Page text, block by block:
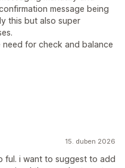
message being
this but also super
for check and balance
15. duben 2026
ful. i want to suggest to add